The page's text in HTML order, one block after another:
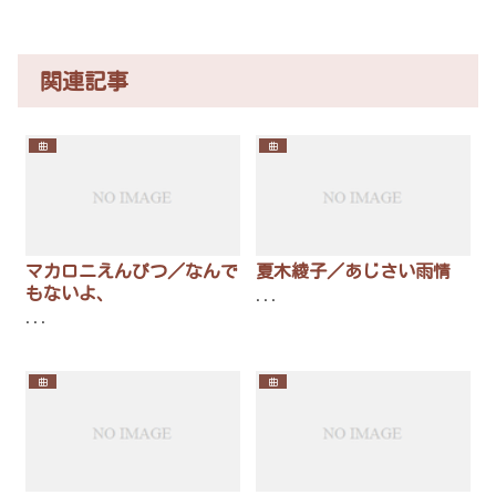
関連記事
曲
マカロニえんぴつ／なんで
もないよ、
...
曲
夏木綾子／あじさい雨情
...
曲 曲